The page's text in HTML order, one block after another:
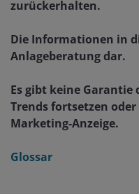
zurückerhalten.
Die Informationen in
Anlageberatung dar.
Es gibt keine Garantie
Trends fortsetzen
Marketing-Anzeige.
Glossar